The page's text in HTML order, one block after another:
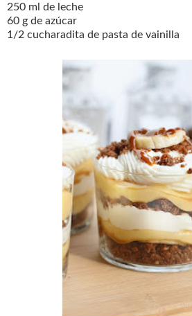
250 ml de leche
60 g de azúcar
1/2 cucharadita de pasta de vainilla